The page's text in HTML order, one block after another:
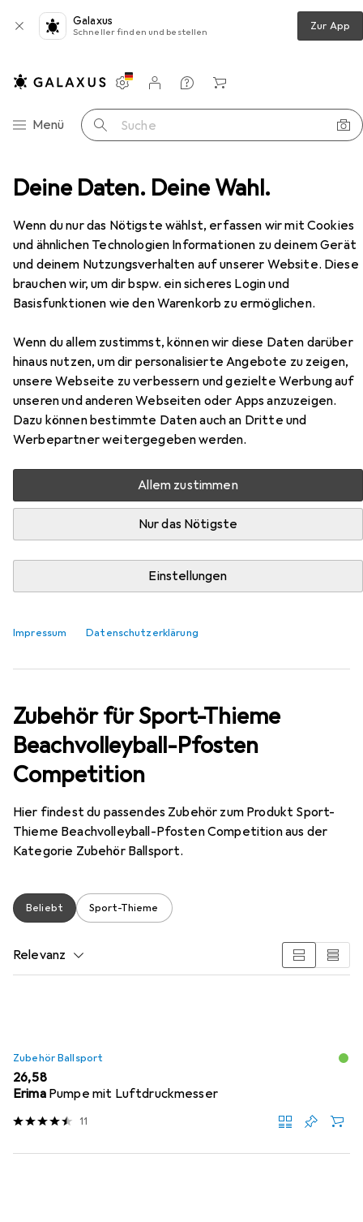
Deine Daten. Deine Wahl.
Wenn du nur das Nötigste wählst, erfassen wir mit Cookies
und ähnlichen Technologien Informationen zu deinem Gerät
und deinem Nutzungsverhalten auf unserer Website. Diese
brauchen wir, um dir bspw. ein sicheres Login und
Basisfunktionen wie den Warenkorb zu ermöglichen.
Wenn du allem zustimmst, können wir diese Daten darüber
hinaus nutzen, um dir personalisierte Angebote zu zeigen,
unsere Webseite zu verbessern und gezielte Werbung auf
unseren und anderen Webseiten oder Apps anzuzeigen.
Dazu können bestimmte Daten auch an Dritte und
Werbepartner weitergegeben werden.
Allem zustimmen
Nur das Nötigste
Einstellungen
Impressum Datenschutzerklärung
Galaxus
Schneller finden und bestellen Zur App
Navigation nach Kategorien
Menü Suche
Einstellungen
Kundenkonto
Vergleichslisten
Merklisten
Warenkorb
Sport-Thieme Beachvolleyball-Pfosten Competition
EUR
1149,98
Sport-Thieme
Beachvolleyball-
Pfosten Competition
Zubehör für Sport-Thieme
Beachvolleyball-Pfosten
Competition
Hier findest du passendes Zubehör zum Produkt Sport-
Thieme Beachvolleyball-Pfosten Competition aus der
Kategorie Zubehör Ballsport.
Beliebt Sport-Thieme
Relevanz
Zubehör Ballsport
EUR
26,58
Erima Pumpe mit Luftdruckmesser
11